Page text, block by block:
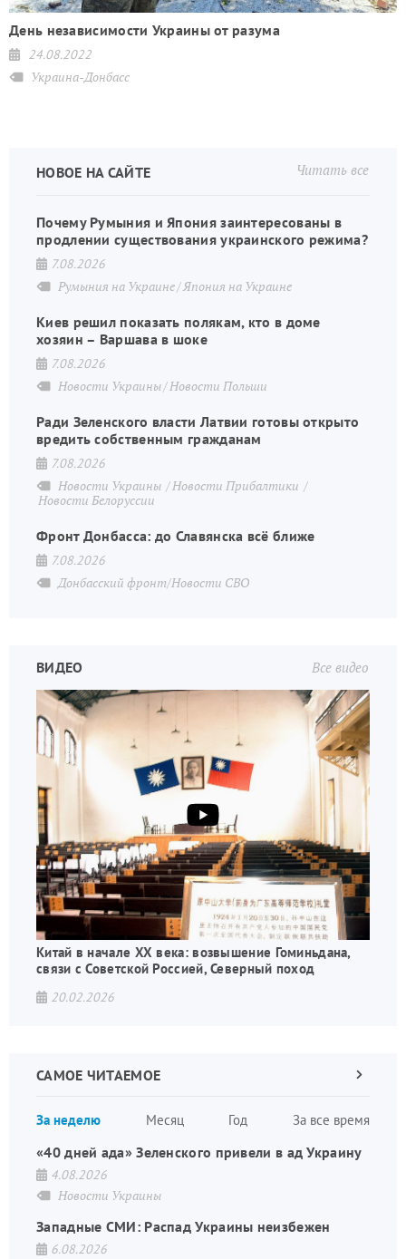
День независимости Украины от разума
24.08.2022
Украина-Донбасс
Читать все
НОВОЕ НА САЙТЕ
Почему Румыния и Япония заинтересованы в
продлении существования украинского режима?
7.08.2026
Румыния на Украине Япония на Украине
Киев решил показать полякам, кто в доме
хозяин – Варшава в шоке
7.08.2026
Новости Украины Новости Польши
Ради Зеленского власти Латвии готовы открыто
вредить собственным гражданам
7.08.2026
Новости Украины
Новости Прибалтики
Новости Белоруссии
Фронт Донбасса: до Славянска всё ближе
7.08.2026
Донбасский фронт/Новости СВО
Все видео
ВИДЕО
Китай в начале XX века: возвышение Гоминьдана,
связи с Советской Россией, Северный поход
20.02.2026
САМОЕ ЧИТАЕМОЕ
За неделю Месяц Год За все время
Следующая
«40 дней ада» Зеленского привели в ад Украину
4.08.2026
Новости Украины
Западные СМИ: Распад Украины неизбежен
6.08.2026